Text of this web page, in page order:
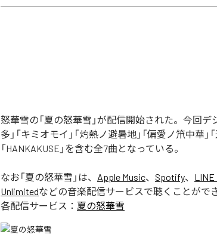
怒華雪の「夏の怒華雪」が配信開始された。今回
多」「キミオモイ」「灼熱ノ避暑地」「偏愛ノ笊中華」
「HANKAKUSE」を含む全7曲となっている。
なお「夏の怒華雪 」は、 Apple Music、 Spotify、 LINE
Unlimitedなどの音楽配信サービスで聴くことがで
各配信サービス： 夏の怒華雪